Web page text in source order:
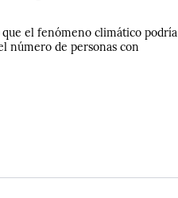
el fenómeno climático podría
número de personas con